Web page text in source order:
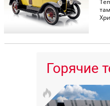
Горячие